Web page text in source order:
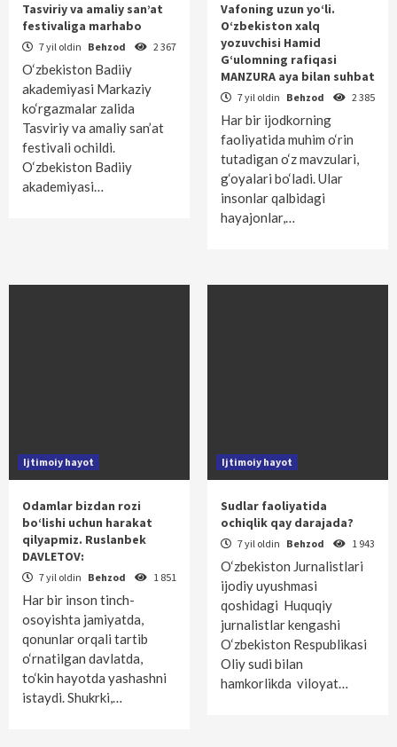
Tasviriy va amaliy san’at
festivaliga marhabo
7 yil oldin Behzod 2 367
O‘zbekiston Badiiy
akademiyasi Markaziy
ko‘rgazmalar zalida
Tasviriy va amaliy san’at
festivali ochildi.
O‘zbekiston Badiiy
akademiyasi…
Vafoning uzun yo‘li.
O‘zbekiston xalq
yozuvchisi Hamid
G‘ulomning rafiqasi
MANZURA aya bilan suhbat
7 yil oldin Behzod 2 385
Har bir ijodkorning
faoliyatida muhim o‘rin
tutadigan o‘z mavzulari,
g‘oyalari bo‘ladi. Ular
insonlar qalbidagi
hayajonlar,…
Ijtimoiy hayot
Odamlar bizdan rozi
bo‘lishi uchun harakat
qilyapmiz. Ruslanbek
DAVLETOV:
7 yil oldin Behzod 1 851
Har bir inson tinch-
osoyishta jamiyatda,
qonunlar orqali tartib
o‘rnatilgan davlatda,
to‘kin hayotda yashashni
istaydi. Shukrki,…
Ijtimoiy hayot
Sudlar faoliyatida
ochiqlik qay darajada?
7 yil oldin Behzod 1 943
O‘zbekiston Jurnalistlari
ijodiy uyushmasi
qoshidagi Huquqiy
jurnalistlar kengashi
O‘zbekiston Respublikasi
Oliy sudi bilan
hamkorlikda viloyat…